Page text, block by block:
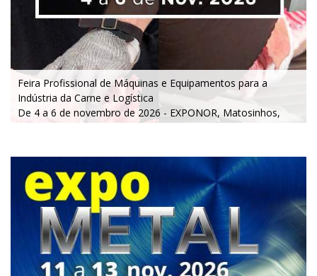
Feira Profissional de Máquinas e Equipamentos para a
Indústria da Carne e Logística
De 4 a 6 de novembro de 2026 - EXPONOR, Matosinhos,
Porto